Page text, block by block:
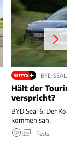
BYD SEAL 6
Hält der
verspricht?
BYD Seal 6: Der
kommen sah.
Tests